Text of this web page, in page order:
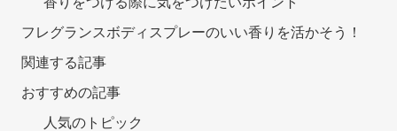
フレグランスボディスプレーのいい香りを活かそう！
関連する記事
おすすめの記事
人気のトピック